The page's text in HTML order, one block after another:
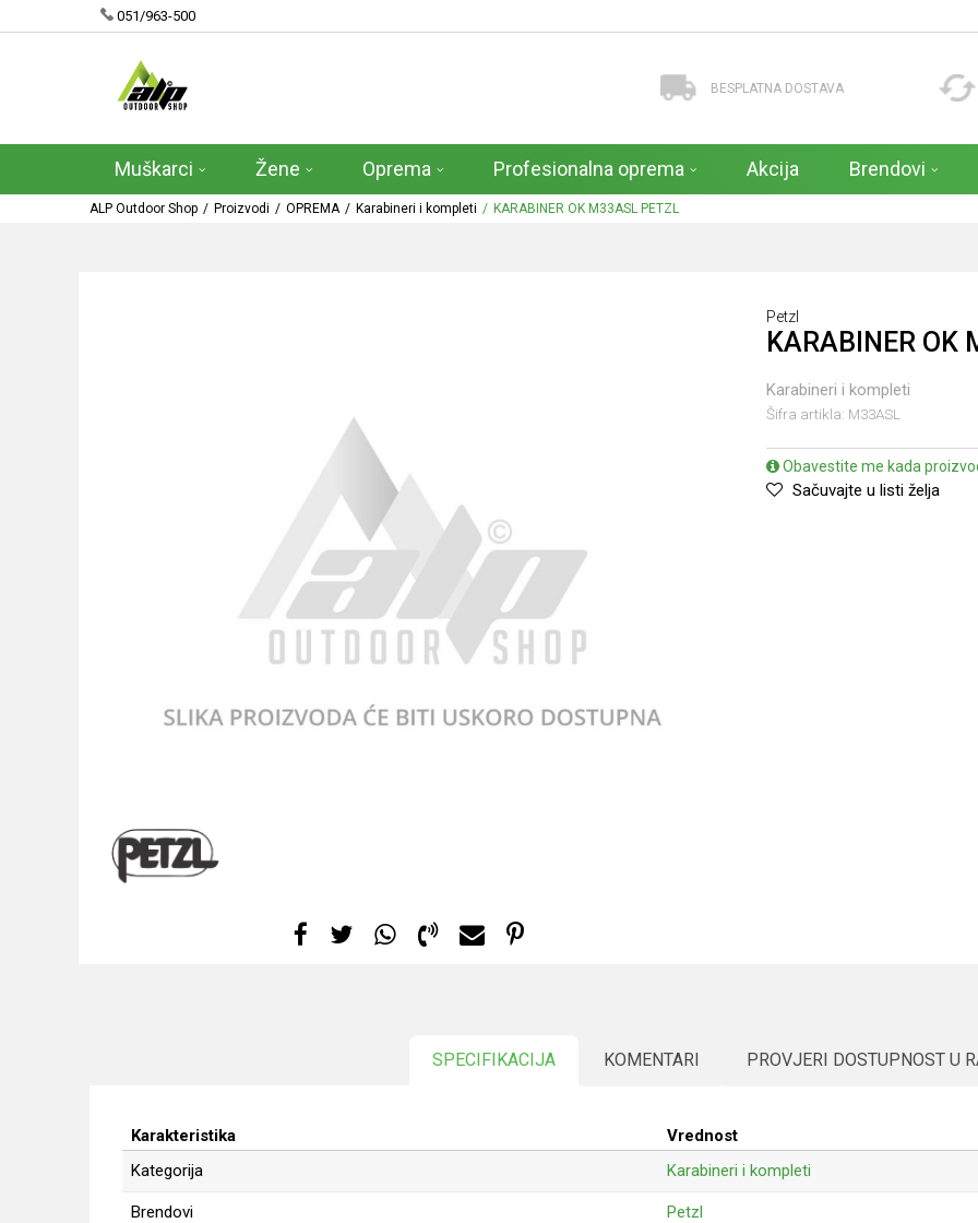
051/963-500
BESPLATNA DOSTAVA
Muškarci Žene Oprema Profesionalna oprema Akcija Brendovi
ALP Outdoor Shop Proizvodi OPREMA Karabineri i kompleti KARABINER OK M33ASL PETZL
Petzl
KARABINER OK
Karabineri i kompleti
Šifra artikla: M33ASL
Obavestite me kada
Sačuvajte u listi želja
SPECIFIKACIJA KOMENTARI PROVJERI DOSTUPNOST U
Karakteristika
Vrednost
Kategorija
Karabineri i kompleti
Brendovi Petzl